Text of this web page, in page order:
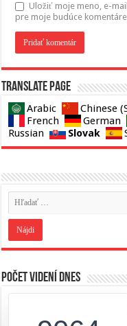
Uložiť moje meno, e-
pre moje budúce
Translate page
Arabic Chinese
French
German
Russian
Slovak
Počet videní dnes